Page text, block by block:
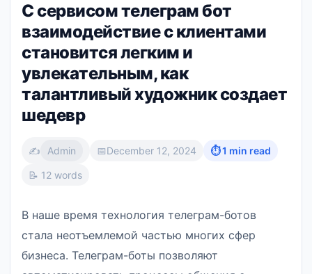
С сервисом телеграм бот
взаимодействие с клиентами
становится легким и
увлекательным, как
талантливый художник создает
шедевр
✍️ Admin 📅December 12, 2024 ⏱ 1 min read
📝 12 words
В наше время технология телеграм-ботов
стала неотъемлемой частью многих сфер
бизнеса. Телеграм-боты позволяют